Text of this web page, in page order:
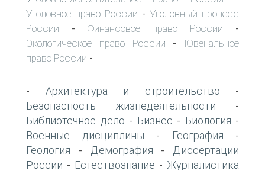
Уголовное право России - Уголовный процесс
России - Финансовое право России -
Экологическое право России -
Ювенальное
право России -
- Архитектура и строительство -
Безопасность жизнедеятельности -
Библиотечное дело - Бизнес - Биология -
Военные дисциплины - География -
Геология - Демография -
Диссертации
России - Естествознание - Журналистика